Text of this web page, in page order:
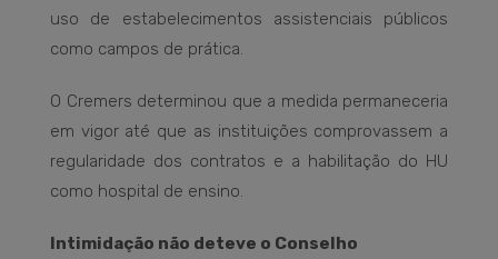
uso de estabelecimentos assistenciais públicos
como campos de prática.
O Cremers determinou que a medida permaneceria
em vigor até que as instituições comprovassem a
regularidade dos contratos e a habilitação do HU
como hospital de ensino.
Intimidação não deteve o Conselho